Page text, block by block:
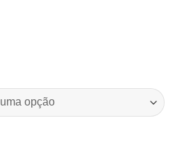
Etiqueta c/ mensagens 4,8cm